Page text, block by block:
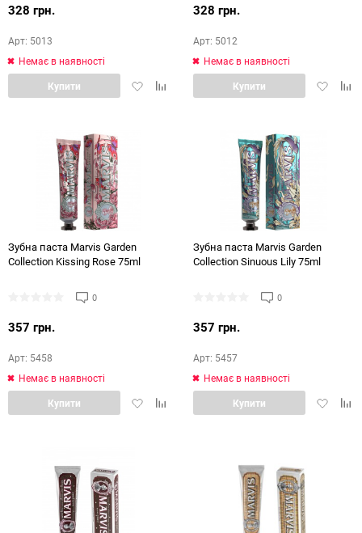
328 грн.
Арт: 5013
Немає в наявності
ДодатиДодати
Купити
328 грн.
Арт: 5012
Немає в наявності
Додати
Купити
Зубна паста Marvis Garden
Collection Kissing Rose 75ml
0
357 грн.
Арт: 5458
Немає в наявності
ДодатиДодати
Купити
Зубна паста Marvis Garden
Collection Sinuous Lily 75ml
0
357 грн.
Арт: 5457
Немає в наявності
Додати
Купити